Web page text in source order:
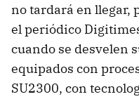
no tardará en llegar,
el periódico
cuando se desvelen
equipados con
SU2300, con